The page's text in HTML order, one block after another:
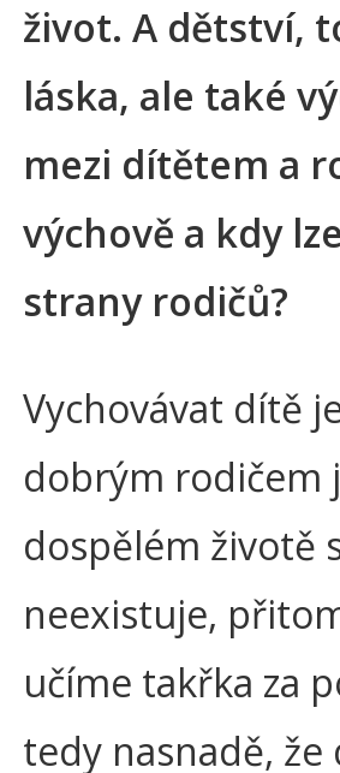
život. A dětství,
láska, ale také
mezi dítětem a
výchově a kdy
strany rodičů?
Vychovávat dítě
dobrým rodičem
dospělém životě
neexistuje,
učíme takřka za
tedy nasnadě,